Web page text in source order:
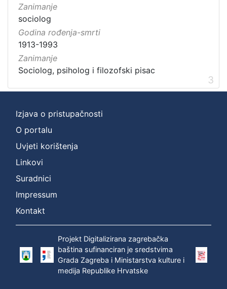
Zanimanje
sociolog
Godina rođenja-smrti
1913-1993
Zanimanje
Sociolog, psiholog i filozofski pisac
3
Izjava o pristupačnosti
O portalu
Uvjeti korištenja
Linkovi
Suradnici
Impressum
Kontakt
Projekt Digitalizirana zagrebačka
baština sufinanciran je sredstvima
Grada Zagreba i Ministarstva kulture i
medija Republike Hrvatske